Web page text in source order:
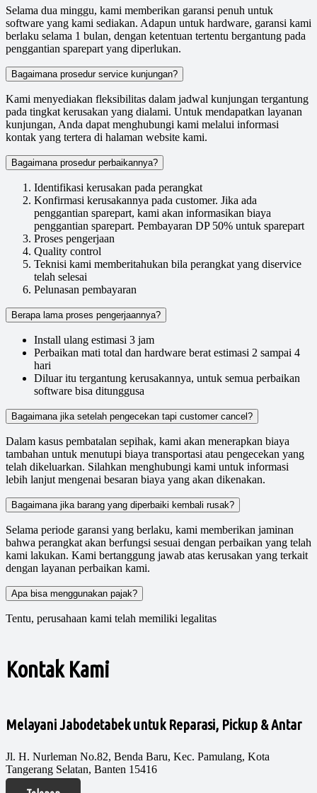
Selama dua minggu, kami memberikan garansi penuh untuk
software yang kami sediakan. Adapun untuk hardware, garansi kami
berlaku selama 1 bulan, dengan ketentuan tertentu bergantung pada
penggantian sparepart yang diperlukan.
Bagaimana prosedur service kunjungan?
Kami menyediakan fleksibilitas dalam jadwal kunjungan tergantung
pada tingkat kerusakan yang dialami. Untuk mendapatkan layanan
kunjungan, Anda dapat menghubungi kami melalui informasi
kontak yang tertera di halaman website kami.
Bagaimana prosedur perbaikannya?
Identifikasi kerusakan pada perangkat
Konfirmasi kerusakannya pada customer. Jika ada
penggantian sparepart, kami akan informasikan biaya
penggantian sparepart. Pembayaran DP 50% untuk sparepart
Proses pengerjaan
Quality control
Teknisi kami memberitahukan bila perangkat yang diservice
telah selesai
Pelunasan pembayaran
Berapa lama proses pengerjaannya?
Install ulang estimasi 3 jam
Perbaikan mati total dan hardware berat estimasi 2 sampai 4
hari
Diluar itu tergantung kerusakannya, untuk semua perbaikan
software bisa ditunggusa
Bagaimana jika setelah pengecekan tapi customer cancel?
Dalam kasus pembatalan sepihak, kami akan menerapkan biaya
tambahan untuk menutupi biaya transportasi atau pengecekan yang
telah dikeluarkan. Silahkan menghubungi kami untuk informasi
lebih lanjut mengenai besaran biaya yang akan dikenakan.
Bagaimana jika barang yang diperbaiki kembali rusak?
Selama periode garansi yang berlaku, kami memberikan jaminan
bahwa perangkat akan berfungsi sesuai dengan perbaikan yang telah
kami lakukan. Kami bertanggung jawab atas kerusakan yang terkait
dengan layanan perbaikan kami.
Apa bisa menggunakan pajak?
Tentu, perusahaan kami telah memiliki legalitas
Kontak Kami
Melayani Jabodetabek untuk Reparasi, Pickup & Antar
Jl. H. Nurleman No.82, Benda Baru, Kec. Pamulang, Kota
Tangerang Selatan, Banten 15416